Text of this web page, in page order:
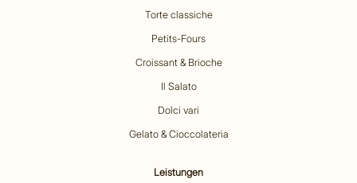
Torte classiche
Petits-Fours
Croissant & Brioche
Il Salato
Dolci vari
Gelato & Cioccolateria
Leistungen